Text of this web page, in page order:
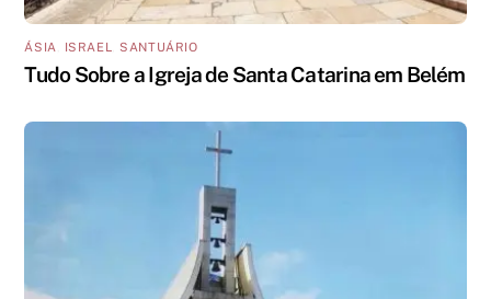
ÁSIA ISRAEL SANTUÁRIO
Tudo Sobre a Igreja de Santa Catarina em Belém